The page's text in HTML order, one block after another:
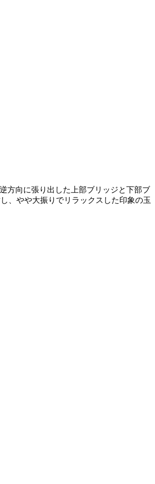
方向に張り出した上部ブリッジと下部ブ
、やや大振りでリラックスした印象の玉